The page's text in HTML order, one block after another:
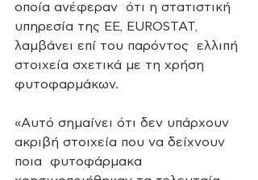
οποία ανέφεραν  ότι η στατιστική
υπηρεσία της ΕΕ, EUROSTAT,
λαμβάνει επί του παρόντος  ελλιπή
στοιχεία σχετικά με τη χρήση
φυτοφαρμάκων.
«Αυτό σημαίνει ότι δεν υπάρχουν
ακριβή στοιχεία που να δείχνουν
ποια  φυτοφάρμακα